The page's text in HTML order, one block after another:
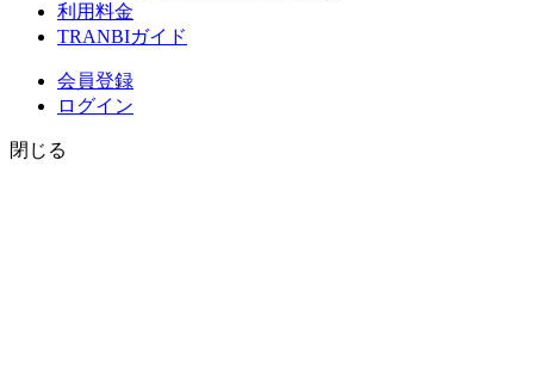
利用料金
TRANBIガイド
会員登録
ログイン
閉じる